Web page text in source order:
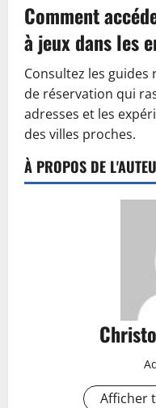
Comment
à jeux dans les
Consultez les
de réservation qui
adresses et les
des villes proches.
À PROPOS DE
Afficher